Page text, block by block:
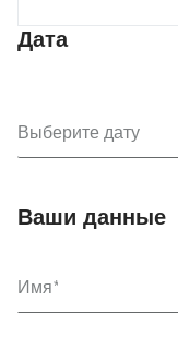
Дата
Выберите дату
Ваши данные
Имя